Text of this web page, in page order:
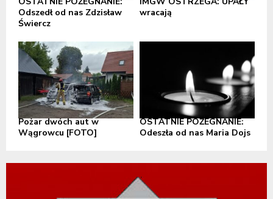
Odszedł od nas Zdzisław
Świercz
wracają
Pożar dwóch aut w
Wągrowcu [FOTO]
OSTATNIE POŻEGNANIE:
Odeszła od nas Maria Dojs